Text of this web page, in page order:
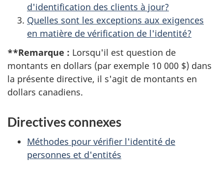
d'identification des clients à jour?
Quelles sont les exceptions aux exigences
en matière de vérification de l'identité?
**Remarque : Lorsqu'il est question de
montants en dollars (par exemple 10 000 $) dans
la présente directive, il s'agit de montants en
dollars canadiens.
Directives connexes
Méthodes pour vérifier l'identité de
personnes et d'entités